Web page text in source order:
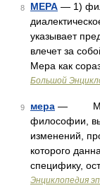
8 МЕРА — 1)
указывает
влечет за
Мера как
Большой
9 мера — МЕРА
философии,
изменений,
которого
специфику,
Энциклопедия